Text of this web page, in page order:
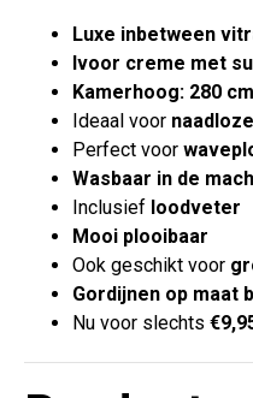
Luxe inbetween
Ivoor creme met
Kamerhoog: 280 cm
Ideaal voor
Perfect voor
Wasbaar in de
Inclusief loodveter
Mooi plooibaar
Ook geschikt voor
Gordijnen op maat
Nu voor slechts